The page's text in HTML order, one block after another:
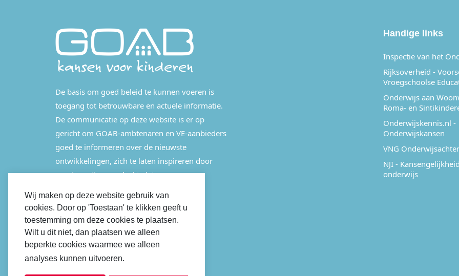
Wij maken op deze website gebruik van
cookies. Door op 'Toestaan' te klikken geeft u
toestemming om deze cookies te plaatsen.
Wilt u dit niet, dan plaatsen we alleen
beperkte cookies waarmee we alleen
analyses kunnen uitvoeren.
De basis om goed beleid te kunnen voeren is
toegang tot betrouwbare en actuele informatie.
De communicatie op deze website is er op
gericht om GOAB-ambtenaren en VE-aanbieders
goed te informeren over de nieuwste
ontwikkelingen, zich te laten inspireren door
good practices en deel te laten nemen aan
LINKEDIN
Handige links
Inspectie van het
Rijksoverheid -
Vroegschoolse
Onderwijs aan
Roma- en
Onderwijskennis.nl -
Onderwijskansen
VNG
NJI -
onderwijs